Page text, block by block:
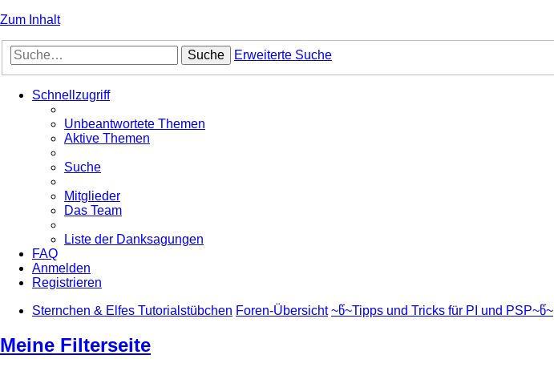
Zum Inhalt
Suche Erweiterte Suche
Schnellzugriff
Unbeantwortete Themen
Aktive Themen
Suche
Mitglieder
Das Team
Liste der Danksagungen
FAQ
Anmelden
Registrieren
Sternchen & Elfes Tutorialstübchen Foren-Übersicht ~წ~Tipps und Tricks für PI und PSP~წ~
Meine Filterseite